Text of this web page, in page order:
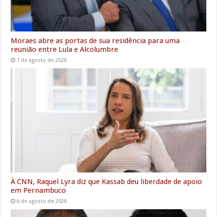
Moraes abre as portas de sua residência para uma
reunião entre Lula e Alcolumbre
7 de agosto de 2026
À CNN, Raquel Lyra diz que Kassab deu liberdade de apoio
em Pernambuco
6 de agosto de 2026